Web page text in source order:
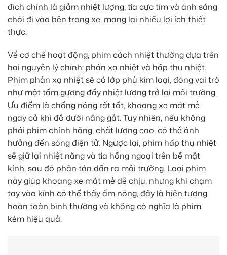
đích chính là giảm nhiệt lượng, tia cực tím và ánh sáng
chói đi vào bên trong xe, mang lại nhiều lợi ích thiết
thực.
Về cơ chế hoạt động, phim cách nhiệt thường dựa trên
hai nguyên lý chính: phản xạ nhiệt và hấp thụ nhiệt.
Phim phản xạ nhiệt sẽ có lớp phủ kim loại, đóng vai trò
như một tấm gương đẩy nhiệt lượng trở lại môi trường.
Ưu điểm là chống nóng rất tốt, khoang xe mát mẻ
ngay cả khi đỗ dưới nắng gắt. Tuy nhiên, nếu không
phải phim chính hãng, chất lượng cao, có thể ảnh
hưởng đến sóng điện tử. Ngược lại, phim hấp thụ nhiệt
sẽ giữ lại nhiệt năng và tia hồng ngoại trên bề mặt
kính, sau đó phân tán dần ra môi trường. Loại phim
này giúp khoang xe mát mẻ dễ chịu, nhưng khi chạm
tay vào kính có thể thấy ấm nóng, đây là hiện tượng
hoàn toàn bình thường và không có nghĩa là phim
kém hiệu quả.